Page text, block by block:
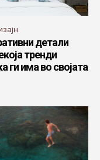
детали
тренди
ги има во својата